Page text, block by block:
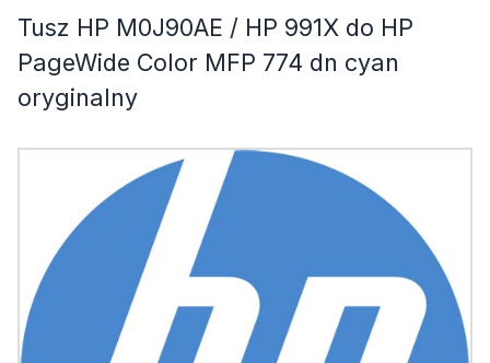
Tusz HP M0J90AE / HP 991X do HP
PageWide Color MFP 774 dn cyan
oryginalny